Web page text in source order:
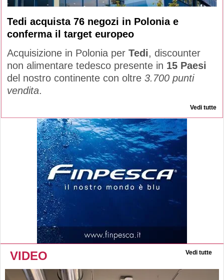
Tedi acquista 76 negozi in Polonia e
conferma il target europeo
Acquisizione in Polonia per Tedi, discounter
non alimentare tedesco presente in 15 Paesi
del nostro continente con oltre 3.700 punti
vendita.
Vedi tutte
VIDEO Vedi tutte